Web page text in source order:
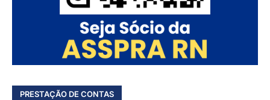
PRESTAÇÃO DE CONTAS